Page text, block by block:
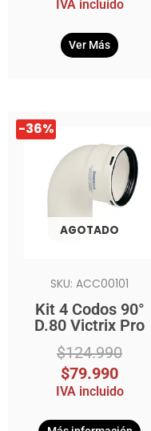
IVA incluido
Ver Más
-36%
AGOTADO
SKU: ACC00101
Kit 4 Codos 90°
D.80 Victrix Pro
$124.990
El
precio
original
era:
$124.990.
$79.990
El
precio
actual
IVA incluido